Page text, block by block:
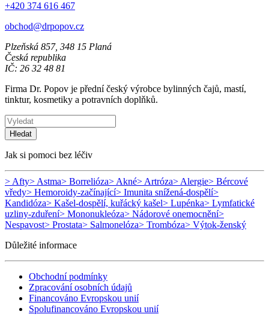
+420 374 616 467
obchod@drpopov.cz
Plzeňská 857, 348 15 Planá
Česká republika
IČ: 26 32 48 81
Firma Dr. Popov je přední český výrobce bylinných čajů, mastí,
tinktur, kosmetiky a potravních doplňků.
Hledat
Jak si pomoci bez léčiv
> Afty> Astma> Borrelióza> Akné> Artróza> Alergie> Bércové
vředy> Hemoroidy-začínající> Imunita snížená-dospělí>
Kandidóza> Kašel-dospělí, kuřácký kašel> Lupénka> Lymfatické
uzliny-zduření> Mononukleóza> Nádorové onemocnění>
Nespavost> Prostata> Salmonelóza> Trombóza> Výtok-ženský
Důležité informace
Obchodní podmínky
Zpracování osobních údajů
Financováno Evropskou unií
Spolufinancováno Evropskou unií